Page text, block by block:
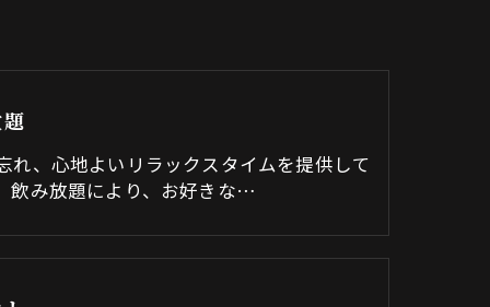
れ、心地よいリラックスタイムを提供して
飲み放題により、お好きな…